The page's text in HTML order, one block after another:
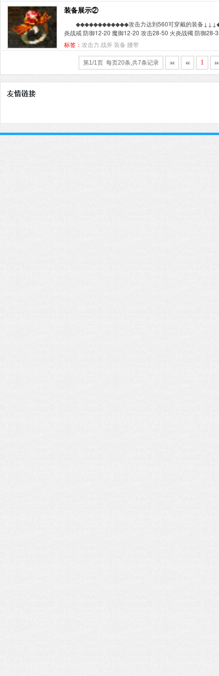
装备展示②
◆◆◆◆◆◆◆◆◆◆◆◆攻击力达到560可穿戴的装备
炎战戒 防御12-20 魔御12-20 攻击28-50 火炎战镯 防御28-
标签： 攻击力 战斧 装备 腰带
第1/1页 每页20条,共7条记录 1